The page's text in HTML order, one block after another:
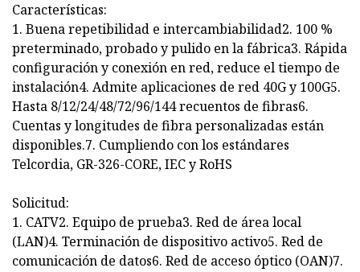
Características:
1. Buena repetibilidad e intercambiabilidad2. 100 %
preterminado, probado y pulido en la fábrica3. Rápida
configuración y conexión en red, reduce el tiempo de
instalación4. Admite aplicaciones de red 40G y 100G5.
Hasta 8/12/24/48/72/96/144 recuentos de fibras6.
Cuentas y longitudes de fibra personalizadas están
disponibles.7. Cumpliendo con los estándares
Telcordia, GR-326-CORE, IEC y RoHS
Solicitud:
1. CATV2. Equipo de prueba3. Red de área local
(LAN)4. Terminación de dispositivo activo5. Red de
comunicación de datos6. Red de acceso óptico (OAN)7.